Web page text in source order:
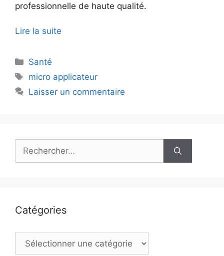
professionnelle de haute qualité.
Lire la suite
Catégories
Santé
Étiquettes
micro applicateur
Laisser un commentaire
Rechercher :
Catégories
Catégories